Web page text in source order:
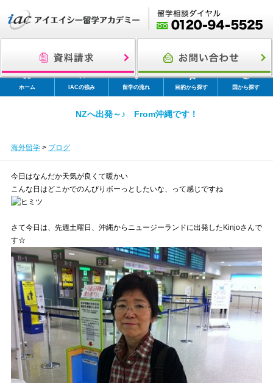
ホーム IACの強み 留学の流れ 目的から探す 国から探す
NZへ出発～♪ From沖縄です！
海外留学> ブログ
今日はなんだか天気が良くて暖かい
こんな日はどこかでのんびりボーっとしたいな、って感じですね
さて今日は、先週土曜日、沖縄からニュージーランドに出発したKinjoさんで
す☆